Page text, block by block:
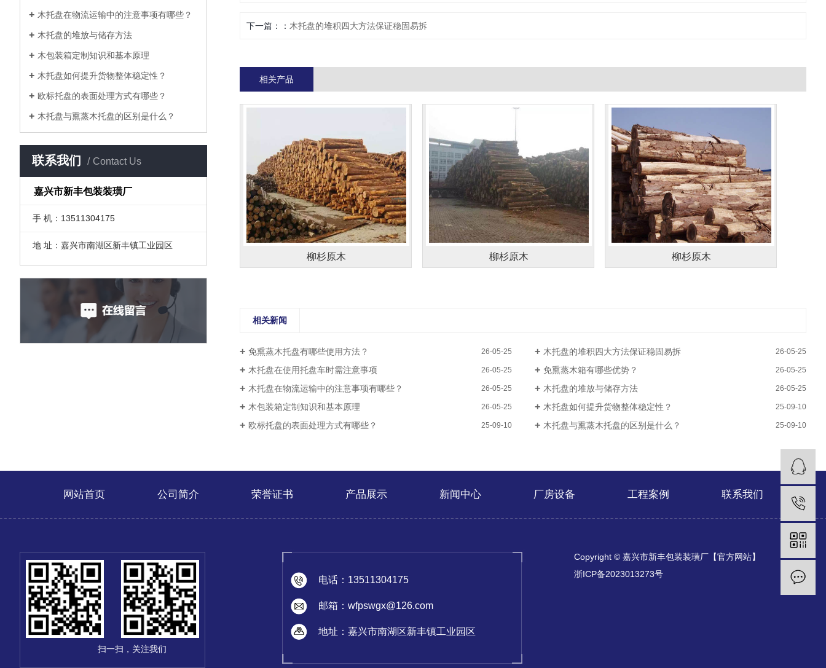
木托盘在物流运输中的注意事项有哪些？
木托盘的堆放与储存方法
木包装箱定制知识和基本原理
木托盘如何提升货物整体稳定性？
欧标托盘的表面处理方式有哪些？
木托盘与熏蒸木托盘的区别是什么？
联系我们 Contact Us
嘉兴市新丰包装装璜厂
手 机：13511304175
地 址：嘉兴市南湖区新丰镇工业园区
下一篇： 木托盘的堆积四大方法保证稳固易拆
相关产品
柳杉原木 柳杉原木 柳杉原木
相关新闻
免熏蒸木托盘有哪些使用方法？ 26-05-25 木托盘的堆积四大方法保证稳固易拆 26-05-25
木托盘在使用托盘车时需注意事项 26-05-25 免熏蒸木箱有哪些优势？ 26-05-25
木托盘在物流运输中的注意事项有哪些？ 26-05-25 木托盘的堆放与储存方法 26-05-25
木包装箱定制知识和基本原理 26-05-25 木托盘如何提升货物整体稳定性？ 25-09-10
欧标托盘的表面处理方式有哪些？ 25-09-10 木托盘与熏蒸木托盘的区别是什么？ 25-09-10
网站首页 公司简介 荣誉证书 产品展示 新闻中心 厂房设备 工程案例 联系我们
扫一扫，关注我们
电话：13511304175
邮箱：wfpswgx@126.com
地址：嘉兴市南湖区新丰镇工业园区
Copyright © 嘉兴市新丰包装装璜厂【官方网站】
浙ICP备2023013273号